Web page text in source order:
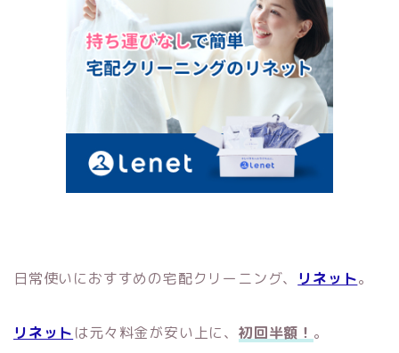
日常使いにおすすめの宅配クリーニング、 リネット。
リネット は元々料金が安い上に、初回半額！ 。